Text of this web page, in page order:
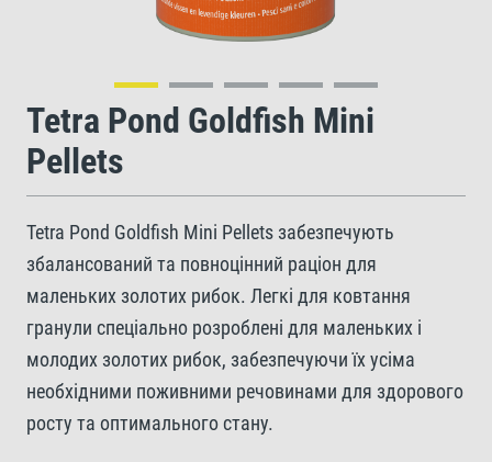
Tetra Pond Goldfish Mini
Pellets
Tetra Pond Goldfish Mini Pellets забезпечують
збалансований та повноцінний раціон для
маленьких золотих рибок. Легкі для ковтання
гранули спеціально розроблені для маленьких і
молодих золотих рибок, забезпечуючи їх усіма
необхідними поживними речовинами для здорового
росту та оптимального стану.